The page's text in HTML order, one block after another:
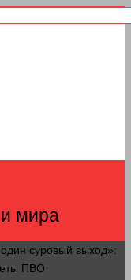
мира
суровый выход»:
ПВО